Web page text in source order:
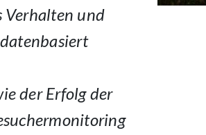
Verhalten und
der Erfolg der